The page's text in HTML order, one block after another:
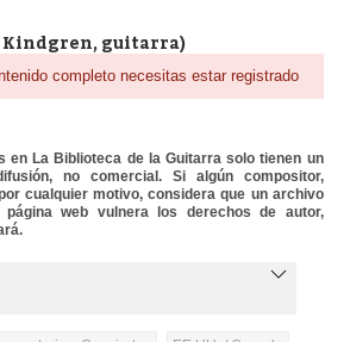
Kindgren, guitarra)
completo necesitas estar registrado
en La Biblioteca de la Guitarra solo tienen un
no comercial. Si algún compositor,
cualquier motivo, considera que un archivo
web vulnera los derechos de autor,